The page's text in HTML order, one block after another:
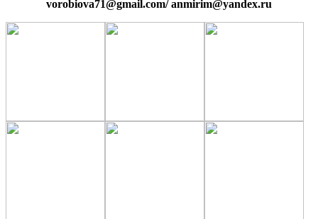
vorobiova71@gmail.com/ anmirim@yandex.ru